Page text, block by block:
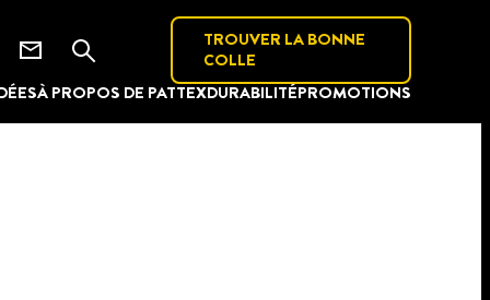
À PROPOS DE PATTEXDURABILITÉPROMOTIONS
TROUVER LA BONNE
COLLE